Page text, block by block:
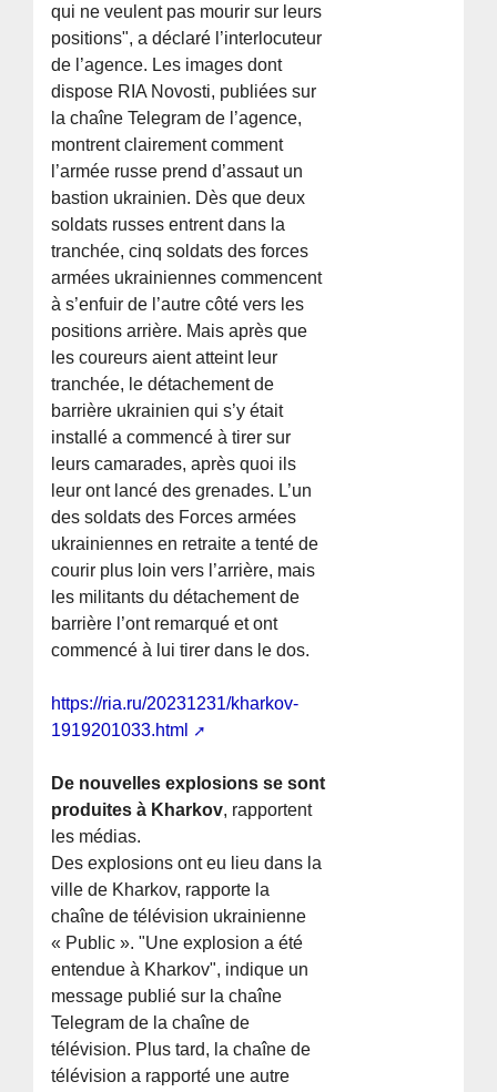
qui ne veulent pas mourir sur leurs
positions", a déclaré l’interlocuteur
de l’agence. Les images dont
dispose RIA Novosti, publiées sur
la chaîne Telegram de l’agence,
montrent clairement comment
l’armée russe prend d’assaut un
bastion ukrainien. Dès que deux
soldats russes entrent dans la
tranchée, cinq soldats des forces
armées ukrainiennes commencent
à s’enfuir de l’autre côté vers les
positions arrière. Mais après que
les coureurs aient atteint leur
tranchée, le détachement de
barrière ukrainien qui s’y était
installé a commencé à tirer sur
leurs camarades, après quoi ils
leur ont lancé des grenades. L’un
des soldats des Forces armées
ukrainiennes en retraite a tenté de
courir plus loin vers l’arrière, mais
les militants du détachement de
barrière l’ont remarqué et ont
commencé à lui tirer dans le dos.
https://ria.ru/20231231/kharkov-
1919201033.html
De nouvelles explosions se sont
produites à Kharkov, rapportent
les médias.
Des explosions ont eu lieu dans la
ville de Kharkov, rapporte la
chaîne de télévision ukrainienne
« Public ». "Une explosion a été
entendue à Kharkov", indique un
message publié sur la chaîne
Telegram de la chaîne de
télévision. Plus tard, la chaîne de
télévision a rapporté une autre